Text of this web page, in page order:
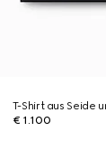
T-Shirt aus Seide
€ 1.100